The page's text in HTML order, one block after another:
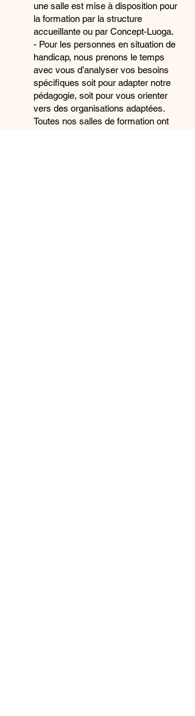
une salle est mise à disposition pour
la formation par la structure
accueillante ou par Concept-Luoga.
- Pour les personnes en situation de
handicap, nous prenons le temps
avec vous d’analyser vos besoins
spécifiques soit pour adapter notre
pédagogie, soit pour vous orienter
vers des organisations adaptées.
Toutes nos salles de formation ont